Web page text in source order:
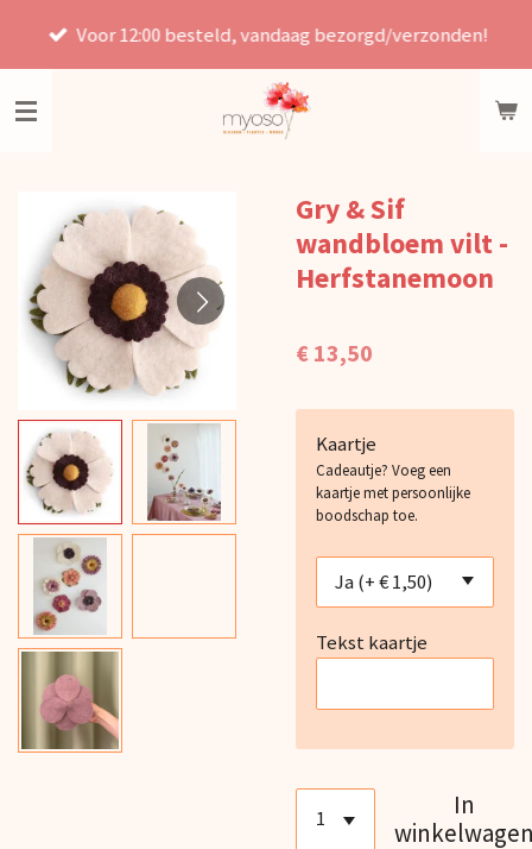
de
Voor 12:00 besteld, vandaag bezorgd/verzonden!
Gry & Sif
wandbloem vilt -
Herfstanemoon
€ 13,50
Kaartje
Cadeautje? Voeg een
kaartje met persoonlijke
boodschap toe.
Tekst kaartje
In